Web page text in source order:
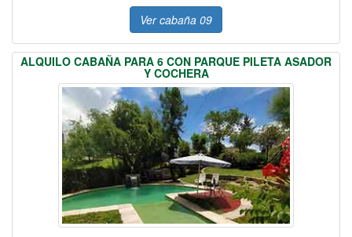
Ver cabaña 09
ALQUILO CABAÑA PARA 6 CON PARQUE PILETA ASADOR
Y COCHERA